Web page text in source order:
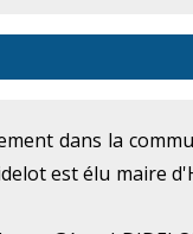
dans la
est élu maire